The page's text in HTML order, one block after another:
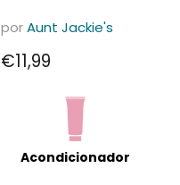
porAunt Jackie's
Precio actual
€11,99
Acondicionador